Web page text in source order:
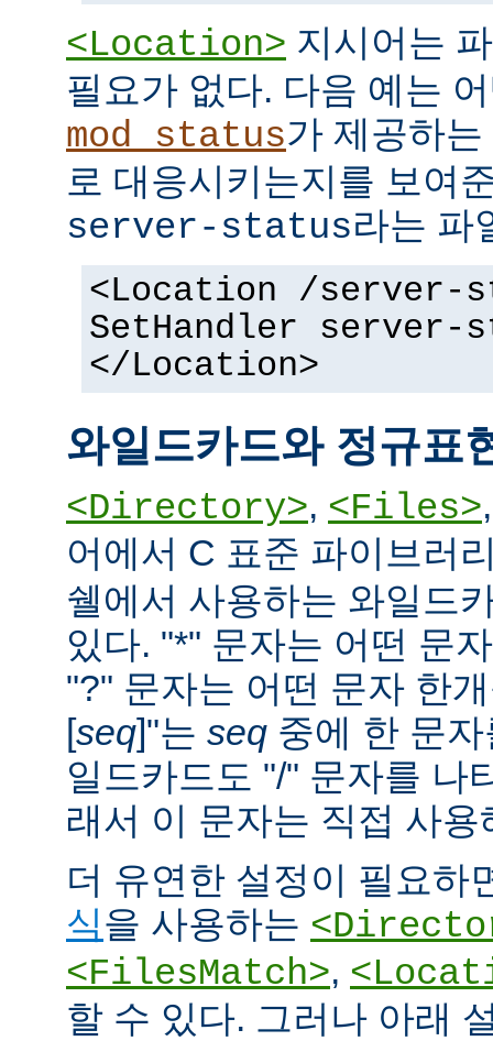
<Location> 지시어는
필요가 없다. 다음 예는
mod_status가 제공하
로 대응시키는지를 보여
server-status라는 파
<Location /server-
SetHandler server-
</Location>
와일드카드와 정규표
<Directory>, <Files>
어에서 C 표준 파이브러
쉘에서 사용하는 와일드
있다. "*" 문자는 어떤 문
"?" 문자는 어떤 문자 한
[seq]"는 seq 중에 한 문
일드카드도 "/" 문자를 나
래서 이 문자는 직접 사용
더 유연한 설정이 필요하
식을 사용하는
<FilesMatch>,
할 수 있다. 그러나 아래